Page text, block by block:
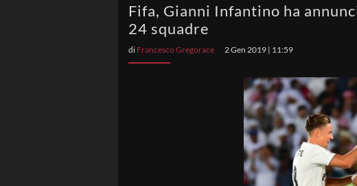
Fifa, Gianni Infantino ha
24 squadre
di Francesco Gregorace 2 Gen 2019 | 11:59